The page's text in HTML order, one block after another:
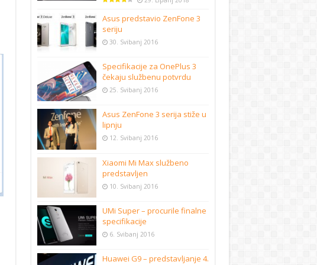
Asus predstavio ZenFone 3
seriju
30. Svibanj 2016
Specifikacije za OnePlus 3
čekaju službenu potvrdu
25. Svibanj 2016
Asus ZenFone 3 serija stiže u
lipnju
12. Svibanj 2016
Xiaomi Mi Max službeno
predstavljen
10. Svibanj 2016
UMi Super – procurile finalne
specifikacije
6. Svibanj 2016
Huawei G9 – predstavljanje 4.